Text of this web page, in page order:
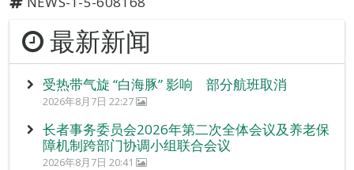
最新新闻
受热带气旋 “白海豚” 影响 部分航班取消
2026年8月7日 22:27
长者事务委员会2026年第二次全体会议及养老保
障机制跨部门协调小组联合会议
2026年8月7日 20:41